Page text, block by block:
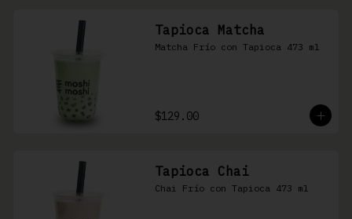
Tapioca Matcha
Matcha Frío con Tapioca 473 ml
$129.00
Tapioca Chai
Chai Frío con Tapioca 473 ml